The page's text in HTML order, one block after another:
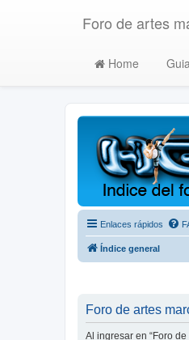
Foro de artes
Home
Enlaces rápidos
Índice general
Foro de artes
Al ingresar en “Foro